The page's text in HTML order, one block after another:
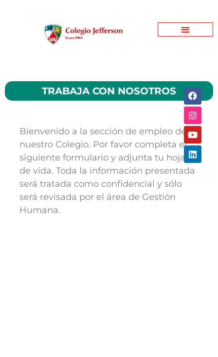
TRABAJA CON NOSOTROS
Bienvenido a la sección de empleo de
nuestro Colegio. Por favor completa el
siguiente formulario y adjunta tu hoja
de vida. Toda la información presentada
será tratada como confidencial y sólo
será revisada por el área de Gestión
Humana.